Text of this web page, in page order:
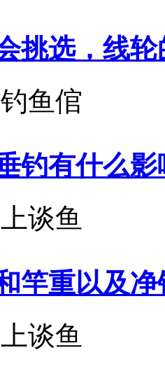
挑选，线
鱼倌
钓有什么
谈鱼
竿重以及
谈鱼